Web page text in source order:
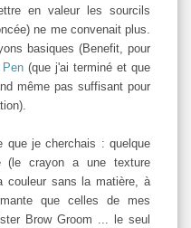
en valeur les sourcils
ne me convenait plus.
basiques (Benefit, pour
Pen (que j'ai terminé et que
même pas suffisant pour
que je cherchais : quelque
(le crayon a une texture
couleur sans la matière, à
que celles de mes
Brow Groom ... le seul